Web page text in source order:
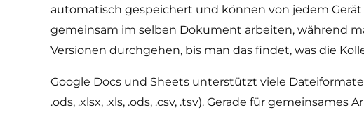
automatisch gespeichert und können von jedem
gemeinsam im selben Dokument arbeiten, während
Versionen durchgehen, bis man das findet, was die
Google Docs und Sheets unterstützt viele
.ods, .xlsx, .xls, .ods, .csv, .tsv). Gerade für gemeinsames